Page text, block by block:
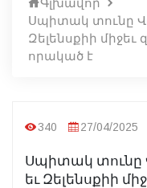
Սպիտակ տունը
Զելենսքիի
որակած է
340 27/04/2025
Սպիտակ
եւ Զելենսքիի